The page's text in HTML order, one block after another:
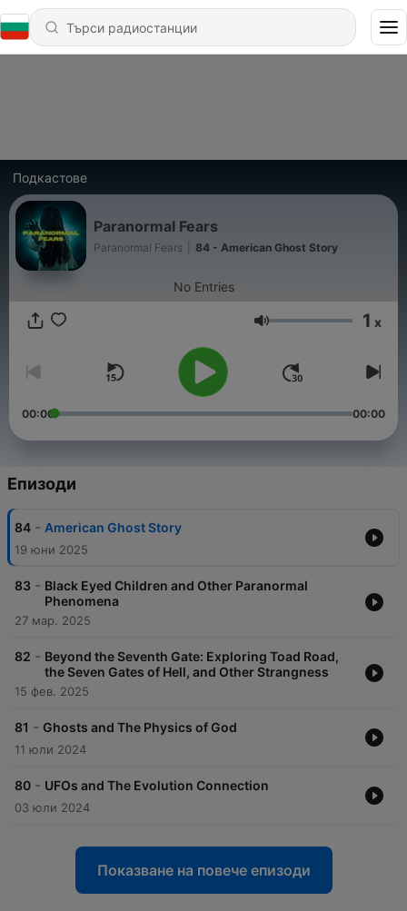
Подкастове
Paranormal Fears
Paranormal Fears 84 - American Ghost Story
No Entries
Сила на звука
1 x
00:00 00:00
Епизоди
84 - American Ghost Story
19 юни 2025
83 - Black Eyed Children and Other Paranormal
Phenomena
27 мар. 2025
82 - Beyond the Seventh Gate: Exploring Toad Road,
the Seven Gates of Hell, and Other Strangness
15 фев. 2025
81 - Ghosts and The Physics of God
11 юли 2024
80 - UFOs and The Evolution Connection
03 юли 2024
Показване на повече епизоди